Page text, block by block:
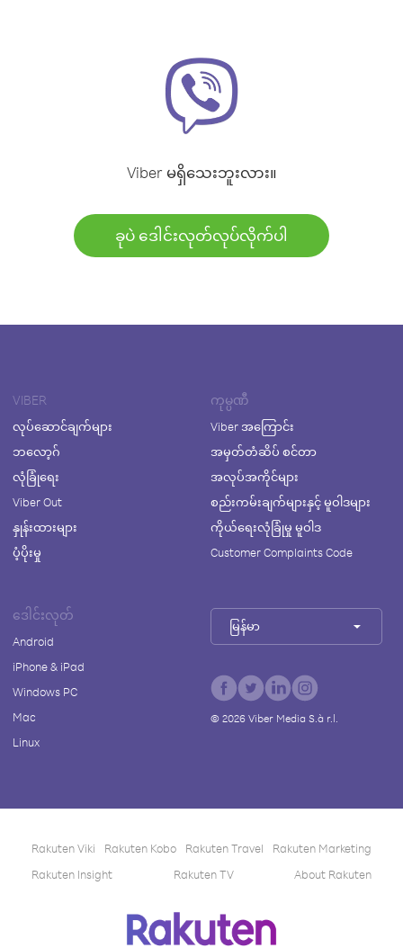
Viber မရှိသေးဘူးလား။
ခုပဲ ဒေါင်းလုတ်လုပ်လိုက်ပါ
VIBER
လုပ်ဆောင်ချက်များ
ဘလော့ဂ်
လုံခြုံရေး
Viber Out
နှုန်းထားများ
ပံ့ပိုးမှု
ကုမ္ပဏီ
Viber အကြောင်း
အမှတ်တံဆိပ် စင်တာ
အလုပ်အကိုင်များ
စည်းကမ်းချက်များနှင့် မူဝါဒများ
ကိုယ်ရေးလုံခြုံမှု မူဝါဒ
Customer Complaints Code
ဒေါင်းလုတ်
Android
iPhone & iPad
Windows PC
Mac
Linux
မြန်မာ
© 2026Viber Media S.à r.l.
Rakuten Viki Rakuten Kobo Rakuten Travel
Rakuten Marketing
Rakuten Insight
Rakuten TV About Rakuten